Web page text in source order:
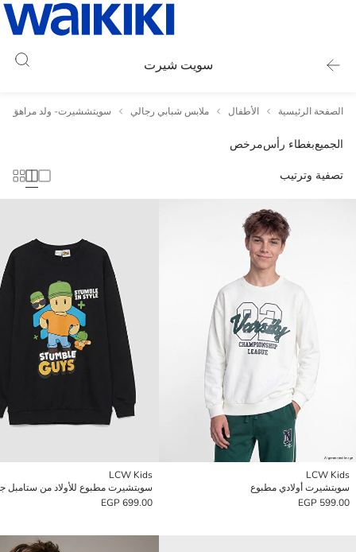
سويت شيرت
الصفحة الرئيسية الأطفال ملابس شبابي رجالي سويتششيرت- ولد مراهق
الجميعبغطاء رأسمرخص
تصفية وترتيب
LCW Kids
سويتشيرت أولادي مطبوع
599.00 EGP
LCW Kids
سويتشيرت مطبوع للأولاد من ستامبل
699.00 EGP